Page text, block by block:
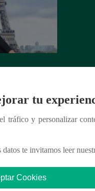
tu
tráfico y personalizar
te invitamos leer
Cookies